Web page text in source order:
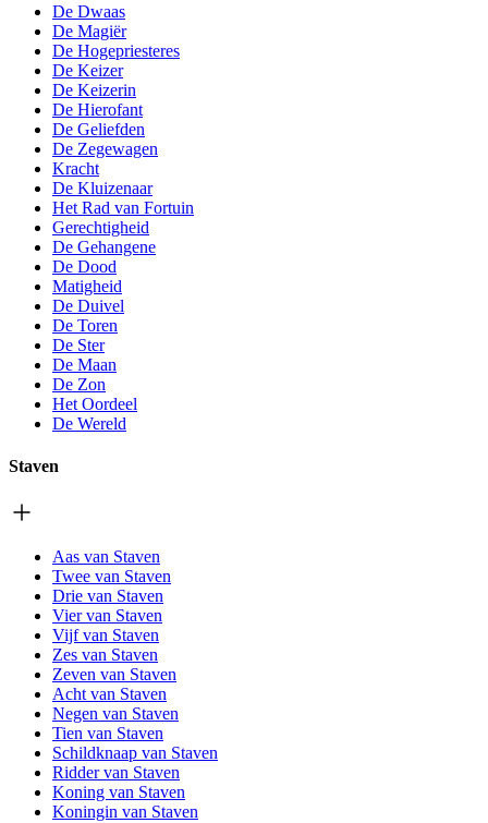
De Dwaas
De Magiër
De Hogepriesteres
De Keizer
De Keizerin
De Hierofant
De Geliefden
De Zegewagen
Kracht
De Kluizenaar
Het Rad van Fortuin
Gerechtigheid
De Gehangene
De Dood
Matigheid
De Duivel
De Toren
De Ster
De Maan
De Zon
Het Oordeel
De Wereld
Staven
Aas van Staven
Twee van Staven
Drie van Staven
Vier van Staven
Vijf van Staven
Zes van Staven
Zeven van Staven
Acht van Staven
Negen van Staven
Tien van Staven
Schildknaap van Staven
Ridder van Staven
Koning van Staven
Koningin van Staven